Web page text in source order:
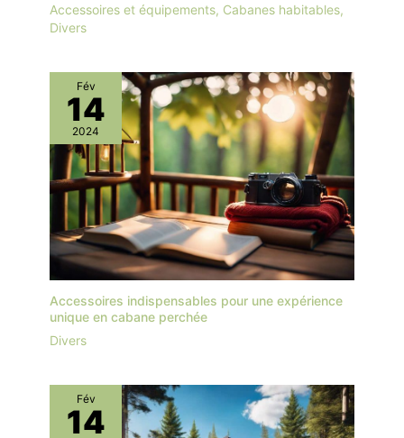
Accessoires et équipements, Cabanes habitables,
Divers
Fév
14
2024
Accessoires indispensables pour une expérience
unique en cabane perchée
Divers
Fév
14